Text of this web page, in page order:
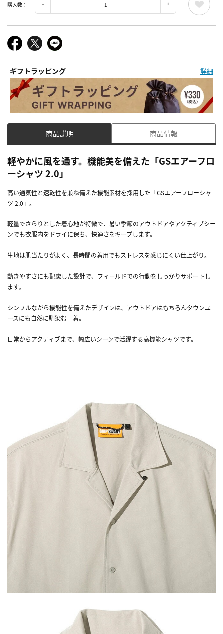
購入数：
ギフトラッピング 詳細
商品説明 商品情報
軽やかに風を通す。機能美を備えた「GSエアーフロ
ーシャツ 2.0」
高い通気性と速乾性を兼ね備えた機能素材を採用した「GSエアーフローシャ
ツ 2.0」。
軽量でさらりとした着心地が特徴で、暑い季節のアウトドアやアクティブシー
ンでも衣服内をドライに保ち、快適さをキープします。
生地は肌当たりがよく、長時間の着用でもストレスを感じにくい仕上がり。
動きやすさにも配慮した設計で、フィールドでの行動をしっかりサポートし
ます。
シンプルながら機能性を備えたデザインは、アウトドアはもちろんタウンユ
ースにも自然に馴染む一着。
日常からアクティブまで、幅広いシーンで活躍する高機能シャツです。